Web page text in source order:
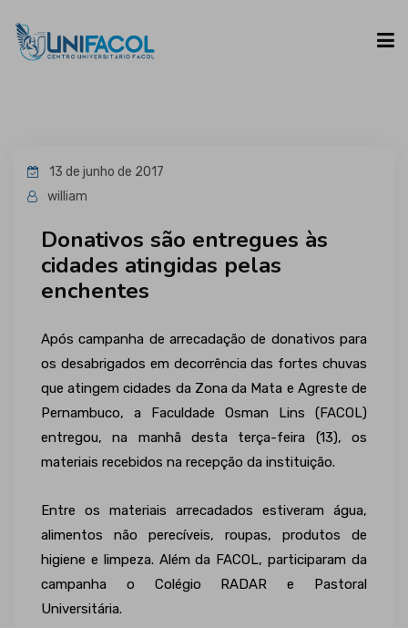
CURSOS
ESPAÇO DO ALUNO
13 de junho de 2017
william
Donativos são entregues às
cidades atingidas pelas
enchentes
Após campanha de arrecadação de donativos para
os desabrigados em decorrência das fortes chuvas
que atingem cidades da Zona da Mata e Agreste de
Pernambuco, a Faculdade Osman Lins (FACOL)
entregou, na manhã desta terça-feira (13), os
materiais recebidos na recepção da instituição.
Entre os materiais arrecadados estiveram água,
alimentos não perecíveis, roupas, produtos de
higiene e limpeza. Além da FACOL, participaram da
campanha o Colégio RADAR e Pastoral
Universitária.